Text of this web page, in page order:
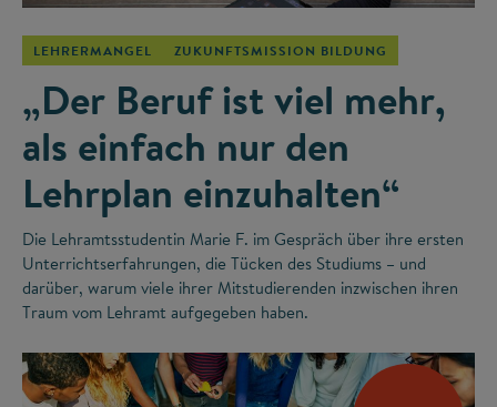
LEHRERMANGEL ZUKUNFTSMISSION BILDUNG
„Der Beruf ist viel mehr,
als einfach nur den
Lehrplan einzuhalten“
Die Lehramtsstudentin Marie F. im Gespräch über ihre ersten
Unterrichtserfahrungen, die Tücken des Studiums – und
darüber, warum viele ihrer Mitstudierenden inzwischen ihren
Traum vom Lehramt aufgegeben haben.